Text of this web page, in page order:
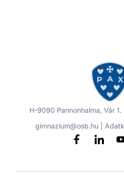
H-9090 Pannonhalma, Vár
gimnazium@osb.hu |